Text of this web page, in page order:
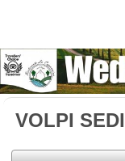
VOLPI